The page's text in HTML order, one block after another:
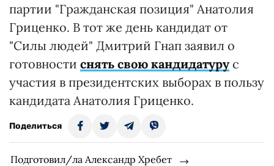
партии "Гражданская позиция" Анатолия
Гриценко. В тот же день кандидат от
"Силы людей" Дмитрий Гнап заявил о
готовности снять свою кандидатуру с
участия в президентских выборах в пользу
кандидата Анатолия Гриценко.
Поделиться
Подготовил/ла Александр Хребет